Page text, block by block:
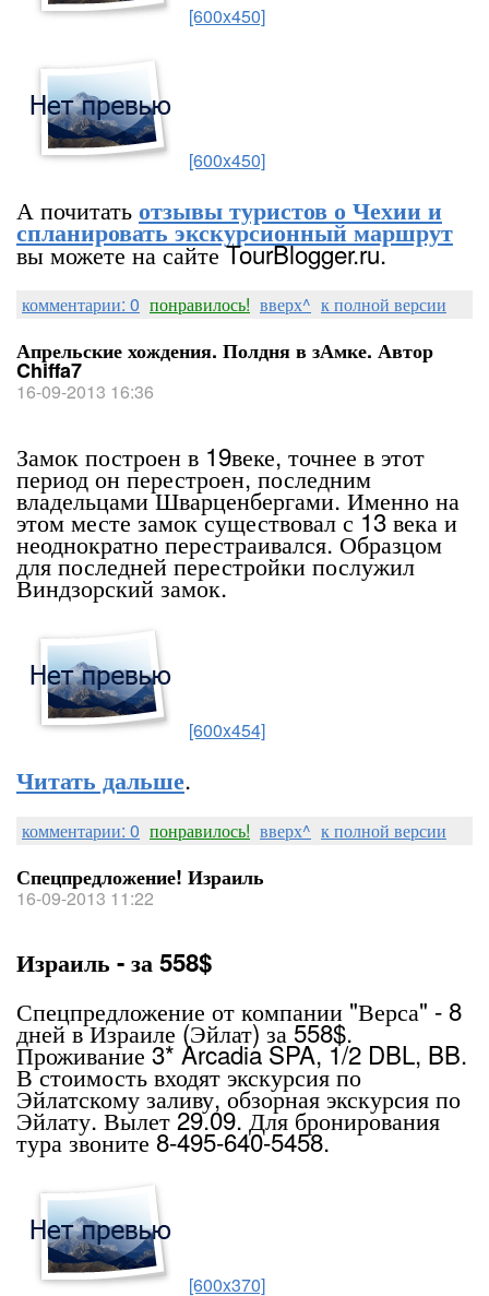
[600x450]
[600x450]
А почитатьотзывы туристов о Чехии и
спланировать экскурсионный маршрут
вы можете на сайте TourBlogger.ru.
комментарии: 0 понравилось! вверх^ к полной версии
Апрельские хождения. Полдня в зАмке. Автор
Chiffa7
16-09-2013 16:36
Замок построен в 19веке, точнее в этот
период он перестроен, последним
владельцами Шварценбергами. Именно на
этом месте замок существовал с 13 века и
неоднократно перестраивался. Образцом
для последней перестройки послужил
Виндзорский замок.
[600x454]
Читать дальше.
комментарии: 0 понравилось! вверх^ к полной версии
Спецпредложение! Израиль
16-09-2013 11:22
Израиль - за 558$
Спецпредложение от компании "Верса" - 8
дней в Израиле (Эйлат) за 558$.
Проживание 3* Arcadia SPA, 1/2 DBL, BB.
В стоимость входят экскурсия по
Эйлатскому заливу, обзорная экскурсия по
Эйлату. Вылет 29.09. Для бронирования
тура звоните 8-495-640-5458.
[600x370]